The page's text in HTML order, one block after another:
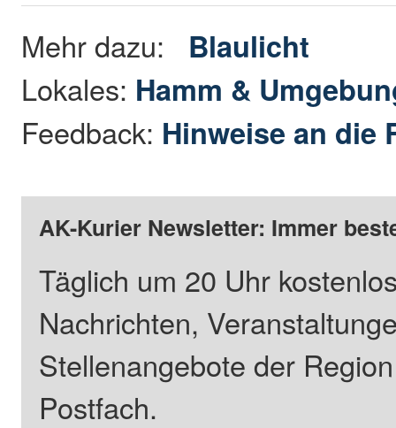
Mehr dazu: Blaulicht
Lokales: Hamm &
Feedback: Hinweise an die
AK-Kurier Newsletter: Immer
Täglich um 20 Uhr
Nachrichten,
Stellenangebote der
Postfach.